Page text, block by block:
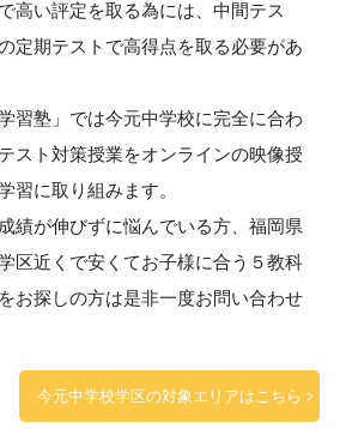
高い評定を取る為には、中間テス
定期テストで高得点を取る必要があ
習塾」では今元中学校に完全に合わ
スト対策授業をオンラインの映像授
習に取り組みます。
績が伸びずに悩んでいる方、福岡県
区近くで安くてお子様に合う５教科
お探しの方は是非一度お問い合わせ
今元中学校学区の対象エリアはこちら